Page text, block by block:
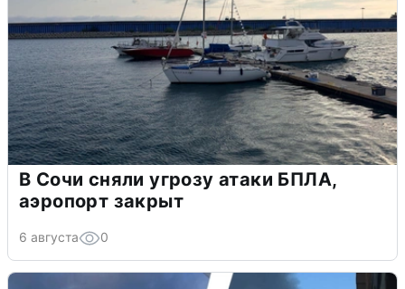
В Сочи сняли угрозу атаки БПЛА,
аэропорт закрыт
6 августа 0